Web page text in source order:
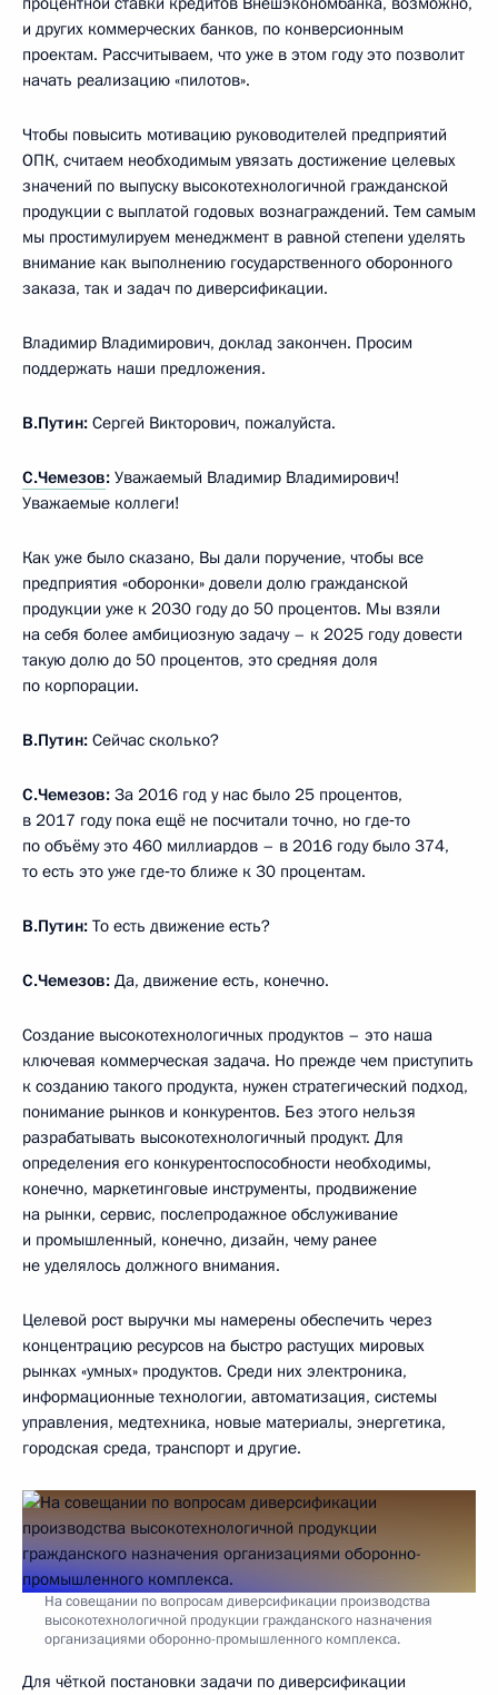
и других коммерческих банков, по конверсионным
проектам. Рассчитываем, что уже в этом году это позволит
начать реализацию «пилотов».
Чтобы повысить мотивацию руководителей предприятий
ОПК, считаем необходимым увязать достижение целевых
значений по выпуску высокотехнологичной гражданской
продукции с выплатой годовых вознаграждений. Тем самым
мы простимулируем менеджмент в равной степени уделять
внимание как выполнению государственного оборонного
заказа, так и задач по диверсификации.
Владимир Владимирович, доклад закончен. Просим
поддержать наши предложения.
В.Путин: Сергей Викторович, пожалуйста.
С.Чемезов: Уважаемый Владимир Владимирович!
Уважаемые коллеги!
Как уже было сказано, Вы дали поручение, чтобы все
предприятия «оборонки» довели долю гражданской
продукции уже к 2030 году до 50 процентов. Мы взяли
на себя более амбициозную задачу – к 2025 году довести
такую долю до 50 процентов, это средняя доля
по корпорации.
В.Путин: Сейчас сколько?
С.Чемезов: За 2016 год у нас было 25 процентов,
в 2017 году пока ещё не посчитали точно, но где‑то
по объёму это 460 миллиардов – в 2016 году было 374,
то есть это уже где‑то ближе к 30 процентам.
В.Путин: То есть движение есть?
С.Чемезов: Да, движение есть, конечно.
Создание высокотехнологичных продуктов – это наша
ключевая коммерческая задача. Но прежде чем приступить
к созданию такого продукта, нужен стратегический подход,
понимание рынков и конкурентов. Без этого нельзя
разрабатывать высокотехнологичный продукт. Для
определения его конкурентоспособности необходимы,
конечно, маркетинговые инструменты, продвижение
на рынки, сервис, послепродажное обслуживание
и промышленный, конечно, дизайн, чему ранее
не уделялось должного внимания.
Целевой рост выручки мы намерены обеспечить через
концентрацию ресурсов на быстро растущих мировых
рынках «умных» продуктов. Среди них электроника,
информационные технологии, автоматизация, системы
управления, медтехника, новые материалы, энергетика,
городская среда, транспорт и другие.
На совещании по вопросам диверсификации производства
высокотехнологичной продукции гражданского назначения
организациями оборонно-промышленного комплекса.
Для чёткой постановки задачи по диверсификации